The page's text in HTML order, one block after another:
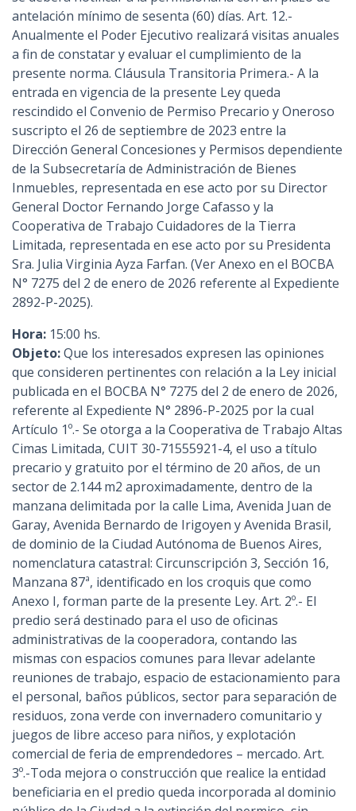
antelación mínimo de sesenta (60) días. Art. 12.-
Anualmente el Poder Ejecutivo realizará visitas anuales
a fin de constatar y evaluar el cumplimiento de la
presente norma. Cláusula Transitoria Primera.- A la
entrada en vigencia de la presente Ley queda
rescindido el Convenio de Permiso Precario y Oneroso
suscripto el 26 de septiembre de 2023 entre la
Dirección General Concesiones y Permisos dependiente
de la Subsecretaría de Administración de Bienes
Inmuebles, representada en ese acto por su Director
General Doctor Fernando Jorge Cafasso y la
Cooperativa de Trabajo Cuidadores de la Tierra
Limitada, representada en ese acto por su Presidenta
Sra. Julia Virginia Ayza Farfan. (Ver Anexo en el BOCBA
N° 7275 del 2 de enero de 2026 referente al Expediente
2892-P-2025).
Hora: 15:00 hs.
Objeto:Que los interesados expresen las opiniones
que consideren pertinentes con relación a la Ley inicial
publicada en el BOCBA N° 7275 del 2 de enero de 2026,
referente al Expediente N° 2896-P-2025 por la cual
Artículo 1º.- Se otorga a la Cooperativa de Trabajo Altas
Cimas Limitada, CUIT 30-71555921-4, el uso a título
precario y gratuito por el término de 20 años, de un
sector de 2.144 m2 aproximadamente, dentro de la
manzana delimitada por la calle Lima, Avenida Juan de
Garay, Avenida Bernardo de Irigoyen y Avenida Brasil,
de dominio de la Ciudad Autónoma de Buenos Aires,
nomenclatura catastral: Circunscripción 3, Sección 16,
Manzana 87ª, identificado en los croquis que como
Anexo I, forman parte de la presente Ley. Art. 2º.- El
predio será destinado para el uso de oficinas
administrativas de la cooperadora, contando las
mismas con espacios comunes para llevar adelante
reuniones de trabajo, espacio de estacionamiento para
el personal, baños públicos, sector para separación de
residuos, zona verde con invernadero comunitario y
juegos de libre acceso para niños, y explotación
comercial de feria de emprendedores – mercado. Art.
3º.-Toda mejora o construcción que realice la entidad
beneficiaria en el predio queda incorporada al dominio